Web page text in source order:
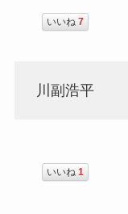
いいね 7
川副浩平
いいね 1